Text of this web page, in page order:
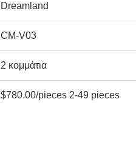
Dreamland
CM-V03
2 κομμάτια
$780.00/pieces 2-49 pieces